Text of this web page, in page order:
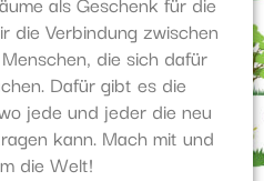
die Verbindung zwischen
die sich dafür
Dafür gibt es die
jede und jeder die neu
kann. Mach mit und
die Welt!